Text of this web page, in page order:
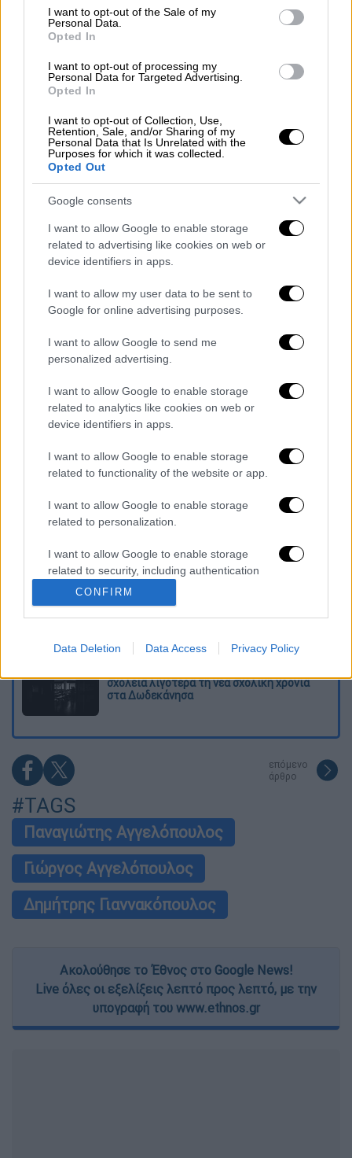
consent section.
I want to opt-out of the Sale of my
Personal Data.
Opted In
I want to opt-out of processing my
Personal Data for Targeted Advertising.
Opted In
I want to opt-out of Collection, Use,
Retention, Sale, and/or Sharing of my
Personal Data that Is Unrelated with the
Purposes for which it was collected.
Opted Out
Google consents
I want to allow Google to enable storage
related to advertising like cookies on web or
device identifiers in apps.
I want to allow my user data to be sent to
Google for online advertising purposes.
I want to allow Google to send me
personalized advertising.
I want to allow Google to enable storage
related to analytics like cookies on web or
device identifiers in apps.
I want to allow Google to enable storage
related to functionality of the website or app.
I want to allow Google to enable storage
related to personalization.
I want to allow Google to enable storage
related to security, including authentication
functionality and fraud prevention, and other
user protection.
CONFIRM
Data Deletion Data Access Privacy Policy
ενώ τον απείλησε ο Γιώργος Σκινδήλιας.
Σκινδίλιας έλεγε του κ. Γιαννακόπουλου για
αρκετή ώρα «Δημητράκη θα σε τσακίσω».
Παράλληλα ο ισχυρός άνδρας της ΚΑΕ
Παναθηναϊκός καταγγέλει ότι ο Γιώργος
Αγγελόπουλος τον έσπρωχνε για να
παραμείνει στη συνεδρίαση. Ακόμη ο
Δημήτρης Γιαννακόπουλος μιλώντας σε
δημοσιογράφους είπε ότι «Με έσπρωξε ο
Σκινδήλιας. Με απείλησε ο Αγγελόπουλος
και ο Υπουργός. Δεν σέβεται τους
αυτό το σόου και δεν με υπερασπίστηκε.
Ήταν ένα σόου του Υπουργού».
Από την άλλη πλευρά ο Ολυμπιακός
υποστηρίζει ότι Δημήτρης Γιαννακόπουλος
έφτυσε τον Γιώργο Σκινδήλια, γεγονός που
διαψεύδεται από το πράσινο στρατόπεδο.
Τα «γεράκια» της Ψάθας: Έσωσαν από τη
έδιωχνε
που έκρυβε ο γιος του στον καταψύκτη -
«Τον αγαπούσε παθολογικά»
Άνω Λιόσια: Πήγαν να κλέψουν καλώδια,
έπαθε ηλεκτροπληξία ο ένας και τον
σχολεία λιγότερα τη νέα σχολική χρονιά
στα Δωδεκάνησα
επόμενο
άρθρο
#TAGS
Παναγιώτης Αγγελόπουλος
Γιώργος Αγγελόπουλος
Δημήτρης Γιαννακόπουλος
Ακολούθησε το Έθνος στο Google News!
Live όλες οι εξελίξεις λεπτό προς λεπτό, με την
υπογραφή του www.ethnos.gr